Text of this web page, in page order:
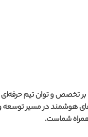
بر تخصص و توان تیم حرفه‌ای
هوشمند در مسیر توسعه
شماست.